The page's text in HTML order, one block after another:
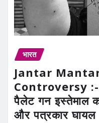
भारत
Jantar
Controversy :-
पैलेट गन इस्तेमाल
और पत्रकार घायल